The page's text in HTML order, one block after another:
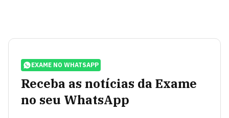
EXAME NO WHATSAPP
Receba as notícias da Exame
no seu WhatsApp